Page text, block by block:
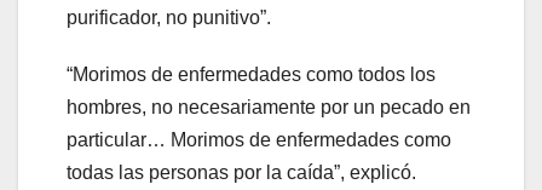
purificador, no punitivo”.
“Morimos de enfermedades como todos los
hombres, no necesariamente por un pecado en
particular… Morimos de enfermedades como
todas las personas por la caída”, explicó.